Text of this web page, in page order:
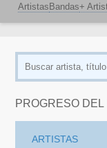
Artistas Bandas+
PROGRESO
ARTISTAS